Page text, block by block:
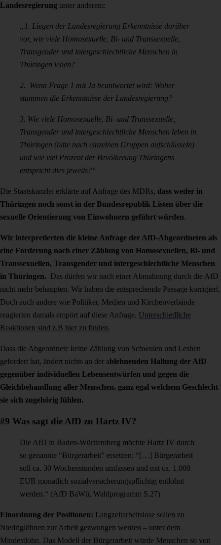
Landesregierung unter anderem:
„1. Liegen der Landesregierung Erkenntnisse darüber
vor, wie viele Homosexuelle, Bi- und Transsexuelle,
Transgender und intergeschlechtliche Menschen in
Thüringen leben?
2. Wenn Frage 1 mit Ja beantwortet wird: Woher
stammen die Erkenntnisse der Landesregierung?
3. Wie viele Homosexuelle, Bi- und Transsexuelle,
Transgender und intergeschlechtliche Menschen leben in
Thüringen (bitte nach einzelnen Gruppen aufschlüsseln)
und wie viel Prozent der Bevölkerung Thüringens
entspricht dies jeweils?“
Die Staatskanzlei erklärte auf Anfrage des MDRs, dass weder in
Thüringen noch sonst in der Bundesrepublik Listen über die
sexuelle Orientierung von Einwohnern geführt würden.
Wir interpretierten die kleine Anfrage der AfD-Abgeordneten als
eine Forderung nach einer Zählung von Homosexuellen, Bi- und
Transsexuellen, Transgender und intergeschlechtliche Menschen
in Thüringen. Das dürfen wir nach einer Abmahnung durch die AfD
nicht mehr behaupten. Wir haben die entsprechende Passage korrigiert.
Doch auch andere wie Politiker, Medien und Kirchenverbände
reagierten damals empört auf diese Anfrage. Unterschiedliche
Reaktionen sind z.B hier zu finden.
Dass die Abgeordnete keine Zählung von Schwulen und Lesben
gefordert hat, ändert nichts an der ablehnenden Haltung der AfD
gegenüber individuellen Lebensentwürfen und gegen die
Gleichbehandlung aller Menschen, ganz egal welchem Geschlecht
sie sich zugehörig fühlen.
#9 Was sagt die AfD zu Hartz IV?
Die AfD in Baden-Württemberg möchte Hartz IV durch
so genannte “Bürgerarbeit” ersetzen: “[…] Bürgerarbeit
soll ca. 30 Wochenstunden umfassen und mit ca. 1.000
EUR monatlich sozialversicherungspflichtig entlohnt
werden.“ (AfD BaWü, Wahlprogramm S.27)
Einordnung der Positionen: Langzeitarbeitslose sollen zu
Niedriglöhnen zur Arbeit gezwungen werden – unter dem
Mindestlohn. Das Modell der Bürgerarbeit würde Menschen so von